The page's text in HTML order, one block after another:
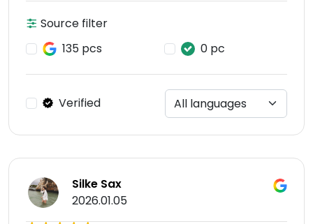
Source filter
135 pcs
0 pc
Verified
Silke Sax
2026.01.05